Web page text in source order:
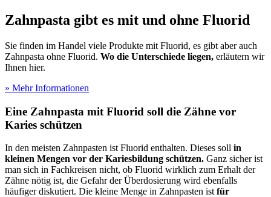
Zahnpasta gibt es mit und ohne Fluorid
Sie finden im Handel viele Produkte mit Fluorid, es gibt aber auch
Zahnpasta ohne Fluorid. Wo die Unterschiede liegen, erläutern wir
Ihnen hier.
» Mehr Informationen
Eine Zahnpasta mit Fluorid soll die Zähne vor
Karies schützen
In den meisten Zahnpasten ist Fluorid enthalten. Dieses soll in
kleinen Mengen vor der Kariesbildung schützen. Ganz sicher ist
man sich in Fachkreisen nicht, ob Fluorid wirklich zum Erhalt der
Zähne nötig ist, die Gefahr der Überdosierung wird ebenfalls
häufiger diskutiert. Die kleine Menge in Zahnpasten ist für